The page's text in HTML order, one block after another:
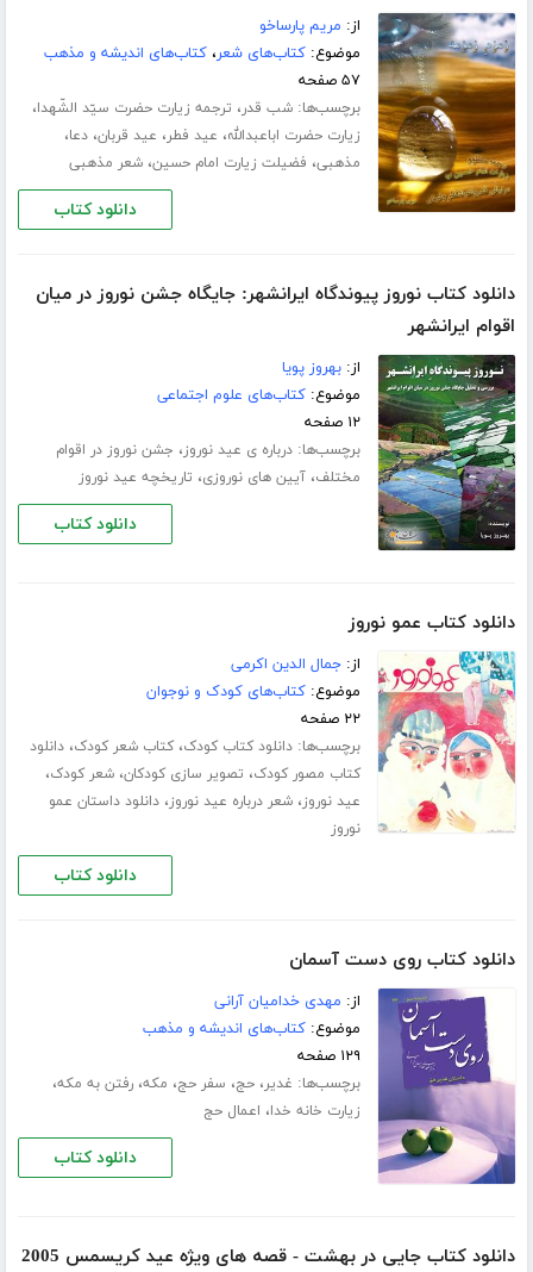
از: مریم پارساخو
موضوع:کتاب‌های شعر،کتاب‌های اندیشه و مذهب
۵۷ صفحه
برچسب‌ها:شب قدر، ترجمه زیارت حضرت سیّد الشّهدا،
زیارت حضرت اباعبدالله، عید فطر، عید قربان،دعا،
مذهبی، فضیلت زیارت امام حسین،شعر مذهبی
دانلود کتاب
دانلود کتاب نوروز پیوندگاه ایرانشهر: جایگاه جشن نوروز در میان
اقوام ایرانشهر
از:بهروز پویا
موضوع:کتاب‌های علوم اجتماعی
۱۲ صفحه
برچسب‌ها:درباره ی عید نوروز، جشن نوروز در اقوام
مختلف،آیین های نوروزی، تاریخچه عید نوروز
دانلود کتاب
دانلود کتاب عمو نوروز
از:جمال الدین اکرمی
موضوع:کتاب‌های کودک و نوجوان
۲۲ صفحه
برچسب‌ها:دانلود کتاب کودک،کتاب شعر کودک،دانلود
کتاب مصور کودک، تصویر سازی کودکان،شعر کودک،
عید نوروز،شعر درباره عید نوروز،دانلود داستان عمو
نوروز
دانلود کتاب
دانلود کتاب روی دست آسمان
از: مهدی خدامیان آرانی
موضوع:کتاب‌های اندیشه و مذهب
۱۲۹ صفحه
برچسب‌ها: غدیر،حج، سفر حج، مکه،رفتن به مکه،
زیارت خانه خدا، اعمال حج
دانلود کتاب
دانلود کتاب جایی در بهشت - قصه های ویژه عید کریسمس 2005